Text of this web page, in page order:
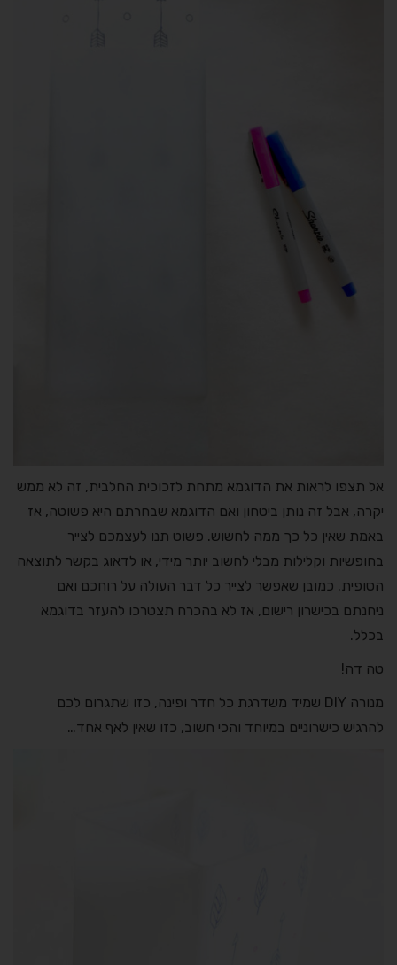
אל תצפו לראות את הדוגמא מתחת לזכוכית החלבית, זה לא ממש
יקרה, אבל זה נותן ביטחון ואם הדוגמא שבחרתם היא פשוטה, אז
באמת שאין כל כך ממה לחשוש. פשוט תנו לעצמכם לצייר
בחופשיות וקלילות מבלי לחשוב יותר מידי, או לדאוג בקשר לתוצאה
הסופית. כמובן שאפשר לצייר כל דבר העולה על רוחכם ואם
ניחנתם בכישרון רישום, אז לא בהכרח תצטרכו להעזר בדוגמא
בכלל.
טה דה!
מנורה DIY שמיד משדרגת כל חדר ופינה, כזו שתגרום לכם
להרגיש כישרוניים במיוחד והכי חשוב, כזו שאין לאף אחד…